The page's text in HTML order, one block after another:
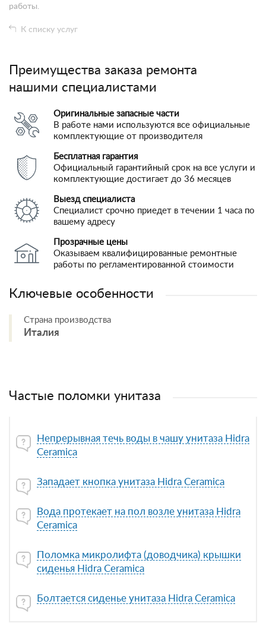
работы.
К списку услуг
Преимущества заказа ремонта
нашими специалистами
Оригинальные запасные части
В работе нами используются все официальные
комплектующие от производителя
Бесплатная гарантия
Официальный гарантийный срок на все услуги и
комплектующие достигает до 36 месяцев
Выезд специалиста
Специалист срочно приедет в течении 1 часа по
вашему адресу
Прозрачные цены
Оказываем квалифицированные ремонтные
работы по регламентированной стоимости
Ключевые особенности
Страна производства
Италия
Частые поломки унитаза
Непрерывная течь воды в чашу унитаза Hidra
Ceramica
Западает кнопка унитаза Hidra Ceramica
Вода протекает на пол возле унитаза Hidra
Ceramica
Поломка микролифта (доводчика) крышки
сиденья Hidra Ceramica
Болтается сиденье унитаза Hidra Ceramica